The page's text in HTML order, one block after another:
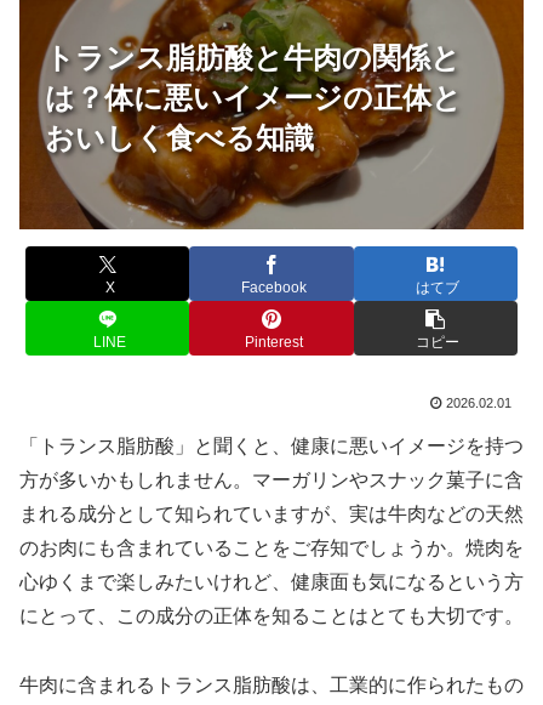
トランス脂肪酸と牛肉の関係と
は？体に悪いイメージの正体と
おいしく食べる知識
X Facebook はてブ
LINE Pinterest コピー
2026.02.01
「トランス脂肪酸」と聞くと、健康に悪いイメージを持つ
方が多いかもしれません。マーガリンやスナック菓子に含
まれる成分として知られていますが、実は牛肉などの天然
のお肉にも含まれていることをご存知でしょうか。焼肉を
心ゆくまで楽しみたいけれど、健康面も気になるという方
にとって、この成分の正体を知ることはとても大切です。
牛肉に含まれるトランス脂肪酸は、工業的に作られたもの